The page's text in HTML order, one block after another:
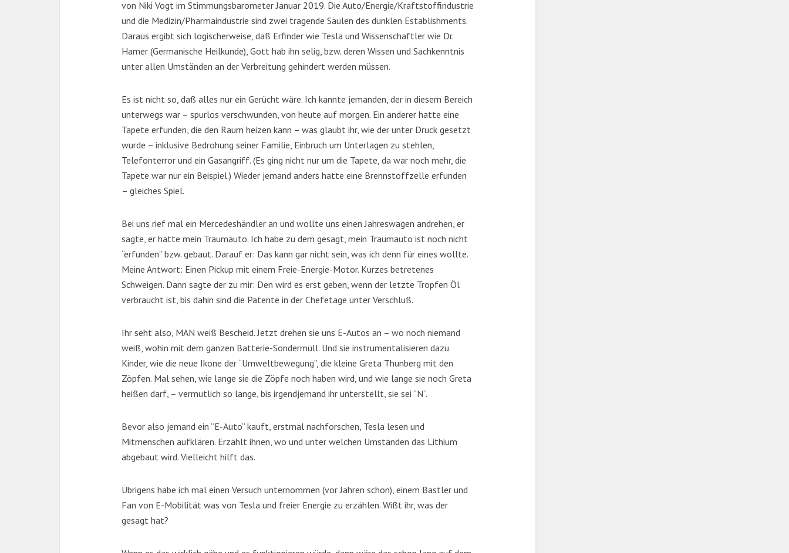
von Niki Vogt im Stimmungsbarometer Januar 2019. Die Auto/Energie/Kraftstoffindustrie
und die Medizin/Pharmaindustrie sind zwei tragende Säulen des dunklen Establishments.
Daraus ergibt sich logischerweise, daß Erfinder wie Tesla und Wissenschaftler wie Dr.
Hamer (Germanische Heilkunde), Gott hab ihn selig, bzw. deren Wissen und Sachkenntnis
unter allen Umständen an der Verbreitung gehindert werden müssen.
Es ist nicht so, daß alles nur ein Gerücht wäre. Ich kannte jemanden, der in diesem Bereich
unterwegs war – spurlos verschwunden, von heute auf morgen. Ein anderer hatte eine
Tapete erfunden, die den Raum heizen kann – was glaubt ihr, wie der unter Druck gesetzt
wurde – inklusive Bedrohung seiner Familie, Einbruch um Unterlagen zu stehlen,
Telefonterror und ein Gasangriff. (Es ging nicht nur um die Tapete, da war noch mehr, die
Tapete war nur ein Beispiel.) Wieder jemand anders hatte eine Brennstoffzelle erfunden
– gleiches Spiel.
Bei uns rief mal ein Mercedeshändler an und wollte uns einen Jahreswagen andrehen, er
sagte, er hätte mein Traumauto. Ich habe zu dem gesagt, mein Traumauto ist noch nicht
“erfunden” bzw. gebaut. Darauf er: Das kann gar nicht sein, was ich denn für eines wollte.
Meine Antwort: Einen Pickup mit einem Freie-Energie-Motor. Kurzes betretenes
Schweigen. Dann sagte der zu mir: Den wird es erst geben, wenn der letzte Tropfen Öl
verbraucht ist, bis dahin sind die Patente in der Chefetage unter Verschluß.
Ihr seht also, MAN weiß Bescheid. Jetzt drehen sie uns E-Autos an – wo noch niemand
weiß, wohin mit dem ganzen Batterie-Sondermüll. Und sie instrumentalisieren dazu
Kinder, wie die neue Ikone der “Umweltbewegung”, die kleine Greta Thunberg mit den
Zöpfen. Mal sehen, wie lange sie die Zöpfe noch haben wird, und wie lange sie noch Greta
heißen darf, – vermutlich so lange, bis irgendjemand ihr unterstellt, sie sei “N”.
Bevor also jemand ein “E-Auto” kauft, erstmal nachforschen, Tesla lesen und
Mitmenschen aufklären. Erzählt ihnen, wo und unter welchen Umständen das Lithium
abgebaut wird. Vielleicht hilft das.
Übrigens habe ich mal einen Versuch unternommen (vor Jahren schon), einem Bastler und
Fan von E-Mobilität was von Tesla und freier Energie zu erzählen. Wißt ihr, was der
gesagt hat?